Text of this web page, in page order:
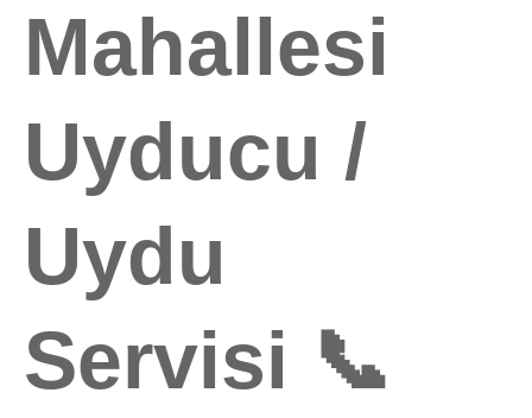
Mahallesi
Uyducu /
Uydu
Servisi 📞